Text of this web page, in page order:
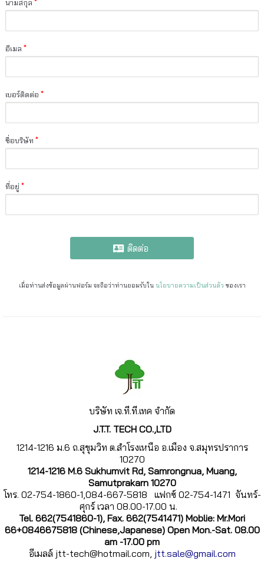
นามสกุล*
อีเมล*
เบอร์ติดต่อ*
ชื่อบริษัท*
ที่อยู่*
ติดต่อ
เมื่อท่านส่งข้อมูลผ่านฟอร์ม จะถือว่าท่านยอมรับใน นโยบายความเป็นส่วนตัว ของเรา
บริษัท เจ.ที.ที.เทค จำกัด
J.T.T. TECH CO.,LTD
1214-1216 ม.6 ถ.สุขุมวิท ต.สำโรงเหนือ อ.เมือง จ.สมุทรปราการ
10270
1214-1216 M.6 Sukhumvit Rd, Samrongnua, Muang,
Samutprakarn 10270
โทร. 02-754-1860-1,084-667-5818 แฟกซ์ 02-754-1471 จันทร์-
ศุกร์ เวลา 08.00-17.00 น.
Tel. 662(7541860-1), Fax. 662(7541471) Moblie: Mr.Mori
66+0846675818 (Chinese,Japanese) Open Mon.-Sat. 08.00
am -17.00 pm
อีเมลล์ jtt-tech@hotmail.com, jtt.sale@gmail.com